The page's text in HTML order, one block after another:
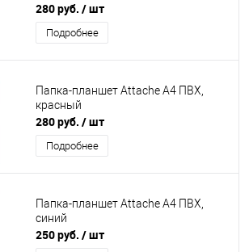
280 руб. / шт
Подробнее
Папка-планшет Attache А4 ПВХ,
красный
280 руб. / шт
Подробнее
Папка-планшет Attache А4 ПВХ,
синий
250 руб. / шт